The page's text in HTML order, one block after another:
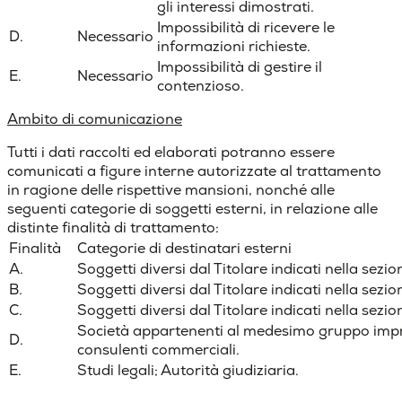
gli interessi dimostrati.
D.
Necessario Impossibilità di ricevere le
informazioni richieste.
E.
Necessario Impossibilità di gestire il
contenzioso.
Ambito di comunicazione
Tutti i dati raccolti ed elaborati potranno essere
comunicati a figure interne autorizzate al trattamento
in ragione delle rispettive mansioni, nonché alle
seguenti categorie di soggetti esterni, in relazione alle
distinte finalità di trattamento:
Finalità
Categorie di destinatari esterni
A.
Soggetti diversi dal Titolare indicati nella
B.
Soggetti diversi dal Titolare indicati nella
C.
Soggetti diversi dal Titolare indicati nella
D.
Società appartenenti al medesimo gruppo
consulenti commerciali.
E.
Studi legali; Autorità giudiziaria.